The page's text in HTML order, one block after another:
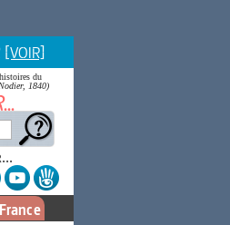
[VOIR]
du
1840)